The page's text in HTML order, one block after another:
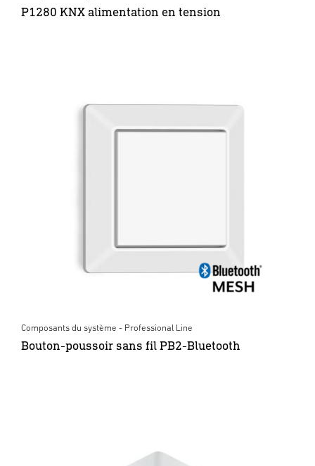
P1280 KNX alimentation en tension
Composants du système - Professional Line
Bouton-poussoir sans fil PB2-Bluetooth